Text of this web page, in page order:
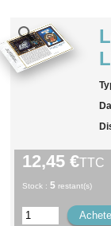
12,45 €TTC
Stock : 5 restant(s)